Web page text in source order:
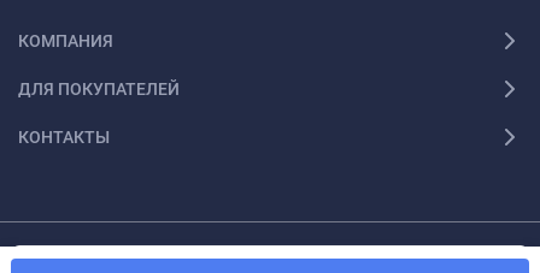
КОМПАНИЯ
ДЛЯ ПОКУПАТЕЛЕЙ
КОНТАКТЫ